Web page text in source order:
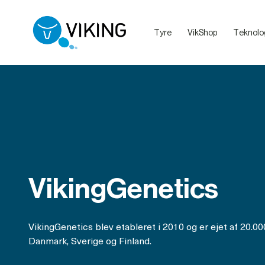
Tyre VikShop
VikingGenetics
VikingGenetics blev etableret i 2010 og er ejet af
Danmark, Sverige og Finland.